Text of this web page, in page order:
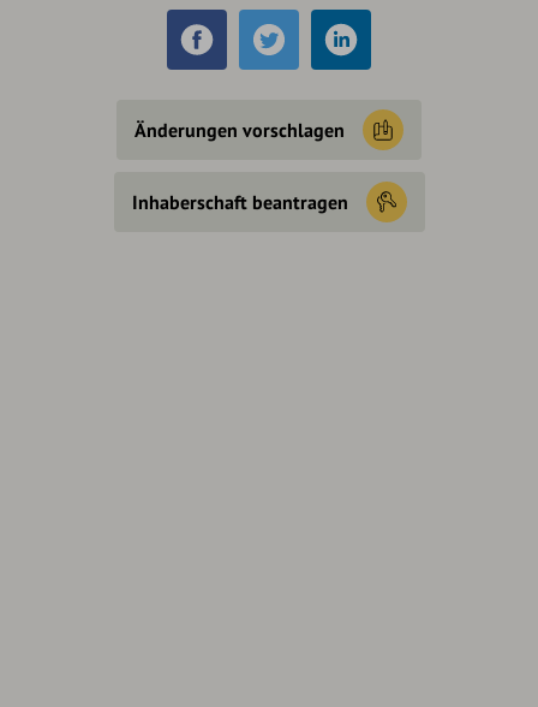
Änderungen vorschlagen
Inhaberschaft beantragen